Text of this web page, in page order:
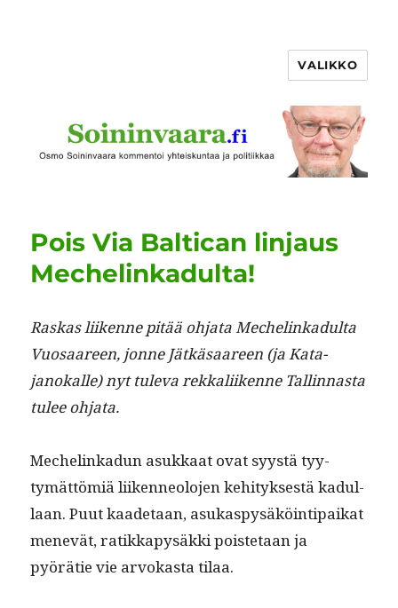
VALIKKO
Pois Via Baltican linjaus
Mechelinkadulta!
Raskas liikenne pitää ohja­ta Meche­linkadul­ta
Vuosaa­reen, jonne Jätkäsaa­reen (ja Kata­
janokalle) nyt tule­va rekkali­ikenne Tallinnas­ta
tulee ohja­ta.
Meche­linkadun asukkaat ovat syys­tä tyy­
tymät­tömiä liiken­neolo­jen kehi­tyk­ses­tä kadul­
laan. Puut kaade­taan, asukaspysäköin­tipaikat
menevät, ratikkapysäk­ki pois­te­taan ja
pyörätie vie arvokas­ta tilaa.